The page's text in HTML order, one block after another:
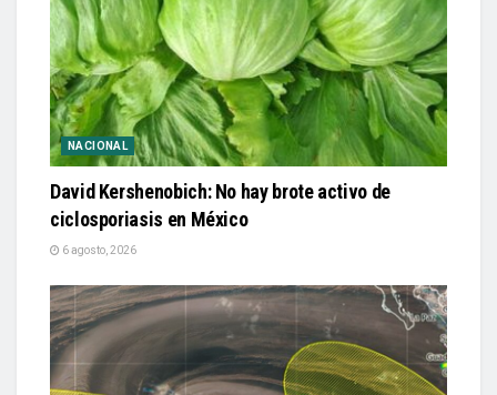
NACIONAL
David Kershenobich: No hay brote activo de
ciclosporiasis en México
6 agosto, 2026